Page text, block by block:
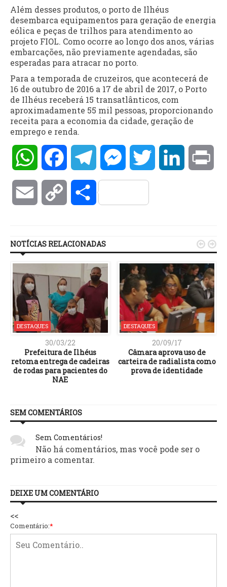
Além desses produtos, o porto de Ilhéus
desembarca equipamentos para geração de energia
eólica e peças de trilhos para atendimento ao
projeto FIOL. Como ocorre ao longo dos anos, várias
embarcações, não previamente agendadas, são
esperadas para atracar no porto.
Para a temporada de cruzeiros, que acontecerá de
16 de outubro de 2016 a 17 de abril de 2017, o Porto
de Ilhéus receberá 15 transatlânticos, com
aproximadamente 55 mil pessoas, proporcionando
receita para a economia da cidade, geração de
emprego e renda.
WhatsAppFacebookTelegramMessengerTwitter LinkedIn
Email Copy Compartilhar
NOTÍCIAS RELACIONADAS
DESTAQUES
30/03/22
Prefeitura de Ilhéus
retoma entrega de cadeiras
de rodas para pacientes do
NAE
DESTAQUES
20/09/17
Câmara aprova uso de
carteira de radialista como
prova de identidade
 
SEM COMENTÁRIOS
Sem Comentários!
Não há comentários, mas você pode ser o
primeiro a comentar.
DEIXE UM COMENTÁRIO
<<
Comentário:*